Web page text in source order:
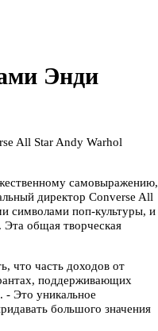
Энди
All Star Andy Warhol
самовыражению,
директор Converse All
символами поп-культуры, и
общая творческая
что часть доходов от
поддерживающих
- Это уникальное
большого значения